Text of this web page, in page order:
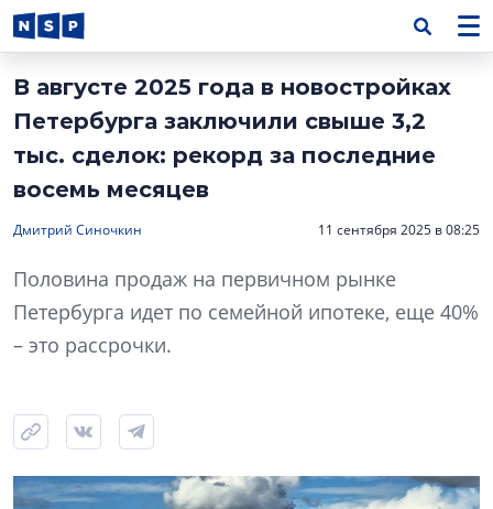
В августе 2025 года в новостройках
Петербурга заключили свыше 3,2
тыс. сделок: рекорд за последние
восемь месяцев
Дмитрий Синочкин 11 сентября 2025 в 08:25
Половина продаж на первичном рынке
Петербурга идет по семейной ипотеке, еще 40%
– это рассрочки.